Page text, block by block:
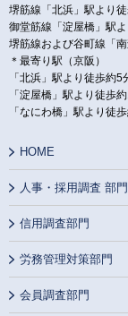
堺筋線「北浜」駅より
御堂筋線「淀屋橋」駅
堺筋線および谷町線「
＊最寄り駅（京阪）
「北浜」駅より徒歩約5
「淀屋橋」駅より徒歩
「なにわ橋」駅より徒
HOME
人事・採用調査 部門
信用調査部門
労務管理対策部門
会員調査部門